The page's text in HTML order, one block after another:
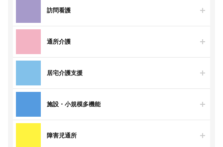
訪問看護
通所介護
居宅介護支援
施設・小規模多機能
障害児通所